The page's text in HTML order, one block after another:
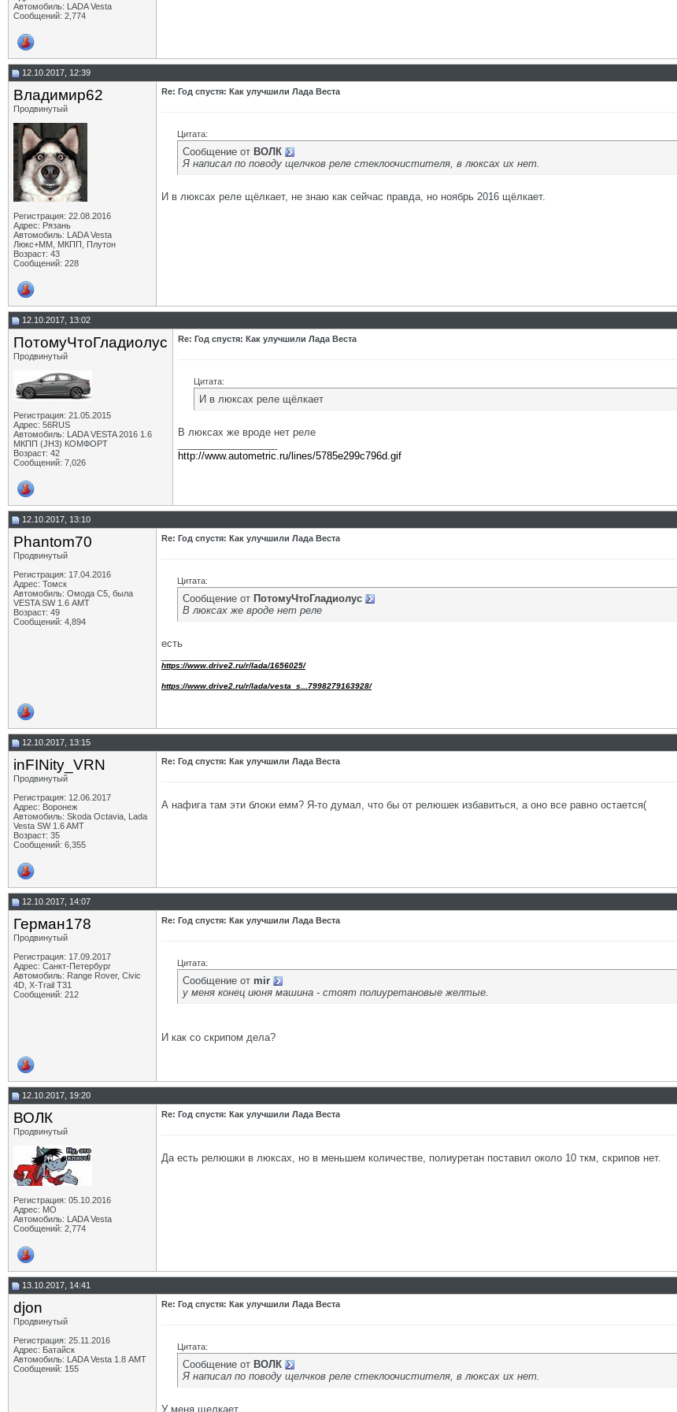
Автомобиль: LADA Vesta
Сообщений: 2,774
12.10.2017, 12:39
Владимир62
Продвинутый
Регистрация: 22.08.2016
Адрес: Рязань
Автомобиль: LADA Vesta
Люкс+ММ, МКПП, Плутон
Возраст: 43
Сообщений: 228
Re: Год спустя: Как улучшили Лада Веста
Цитата:
Сообщение от ВОЛК
Я написал по поводу щелчков реле стеклоочистителя, в люксах их нет.
И в люксах реле щёлкает, не знаю как сейчас правда, но ноябрь 2016 щёлкает.
12.10.2017, 13:02
ПотомуЧтоГладиолус
Продвинутый
Регистрация: 21.05.2015
Адрес: 56RUS
Автомобиль: LADA VESTA 2016 1.6
МКПП (JH3) КОМФОРТ
Возраст: 42
Сообщений: 7,026
Re: Год спустя: Как улучшили Лада Веста
Цитата:
И в люксах реле щёлкает
В люксах же вроде нет реле
http://www.autometric.ru/lines/5785e299c796d.gif
12.10.2017, 13:10
Phantom70
Продвинутый
Регистрация: 17.04.2016
Адрес: Томск
Автомобиль: Омода С5, была
VESTA SW 1.6 АМТ
Возраст: 49
Сообщений: 4,894
Re: Год спустя: Как улучшили Лада Веста
Цитата:
Сообщение от ПотомуЧтоГладиолус
В люксах же вроде нет реле
есть
https://www.drive2.ru/r/lada/1656025/
https://www.drive2.ru/r/lada/vesta_s...7998279163928/
12.10.2017, 13:15
inFINity_VRN
Продвинутый
Регистрация: 12.06.2017
Адрес: Воронеж
Автомобиль: Skoda Octavia, Lada
Vesta SW 1.6 AMT
Возраст: 35
Сообщений: 6,355
Re: Год спустя: Как улучшили Лада Веста
А нафига там эти блоки емм? Я-то думал, что бы от релюшек избавиться, а оно все равно остается(
12.10.2017, 14:07
Герман178
Продвинутый
Регистрация: 17.09.2017
Адрес: Санкт-Петербург
Автомобиль: Range Rover, Civic
4D, X-Trail T31
Сообщений: 212
Re: Год спустя: Как улучшили Лада Веста
Цитата:
Сообщение от mir
у меня конец июня машина - стоят полиуретановые желтые.
И как со скрипом дела?
12.10.2017, 19:20
ВОЛК
Продвинутый
Регистрация: 05.10.2016
Адрес: МО
Автомобиль: LADA Vesta
Сообщений: 2,774
Re: Год спустя: Как улучшили Лада Веста
Да есть релюшки в люксах, но в меньшем количестве, полиуретан поставил около 10 ткм, скрипов нет.
13.10.2017, 14:41
djon
Продвинутый
Регистрация: 25.11.2016
Адрес: Батайск
Автомобиль: LADA Vesta 1.8 АМТ
Сообщений: 155
Re: Год спустя: Как улучшили Лада Веста
Цитата:
Сообщение от ВОЛК
Я написал по поводу щелчков реле стеклоочистителя, в люксах их нет.
У меня щелкает.